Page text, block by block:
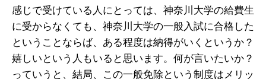
感じで受けている人にとっては、神奈川大学の給費生
に受からなくても、神奈川大学の一般入試に合格した
ということならば、ある程度は納得がいくというか？
嬉しいという人もいると思います。何が言いたいか？
っていうと、結局、この一般免除という制度はメリッ